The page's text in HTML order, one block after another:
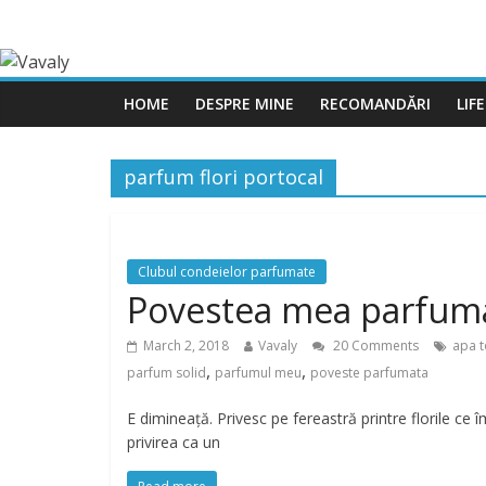
HOME DESPRE MINE RECOMANDĂRI
parfum flori portocal
Clubul condeielor parfumate
Povestea mea
March 2, 2018 Vavaly 20 Comments apa
parfum solid, parfumul meu, poveste parfumata
E dimineață. Privesc pe fereastră printre florile ce
privirea ca un